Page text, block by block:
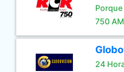
750 AM
24